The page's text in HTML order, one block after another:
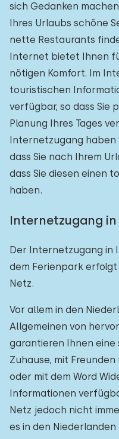
sich Gedanken
Ihres Urlaubs schöne
nette Restaurants
Internet bietet Ihnen
nötigen Komfort. Im
touristischen
verfügbar, so dass Sie
Planung Ihres Tages
Internetzugang haben
dass Sie nach Ihrem
dass Sie diesen einen
haben.
Internetzugang
Der Internetzugang in
dem Ferienpark erfolgt
Netz.
Vor allem in den
Allgemeinen von
garantieren Ihnen eine
Zuhause, mit
oder mit dem Word
Informationen
Netz jedoch nicht
es in den Niederlanden